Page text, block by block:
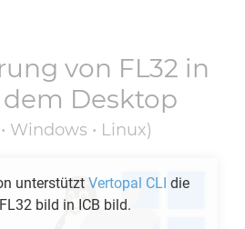
von FL32 in
Desktop
Windows • Linux)
unterstützt Vertopal CLI die
FL32 bild in ICB bild.